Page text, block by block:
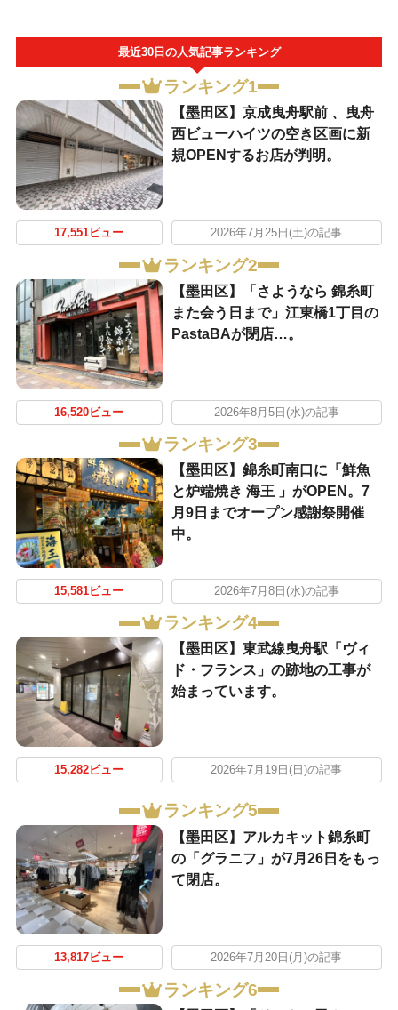
最近30日の人気記事ランキング
ランキング1
【墨田区】京成曳舟駅前 、曳舟
西ビューハイツの空き区画に新
規OPENするお店が判明。
17,551ビュー 2026年7月25日(土)の記事
ランキング2
【墨田区】「さようなら 錦糸町
また会う日まで」江東橋1丁目の
PastaBAが閉店…。
16,520ビュー 2026年8月5日(水)の記事
ランキング3
【墨田区】錦糸町南口に「鮮魚
と炉端焼き 海王 」がOPEN。7
月9日までオープン感謝祭開催
中。
15,581ビュー 2026年7月8日(水)の記事
ランキング4
【墨田区】東武線曳舟駅「ヴィ
ド・フランス」の跡地の工事が
始まっています。
15,282ビュー 2026年7月19日(日)の記事
ランキング5
【墨田区】アルカキット錦糸町
の「グラニフ」が7月26日をもっ
て閉店。
13,817ビュー 2026年7月20日(月)の記事
ランキング6